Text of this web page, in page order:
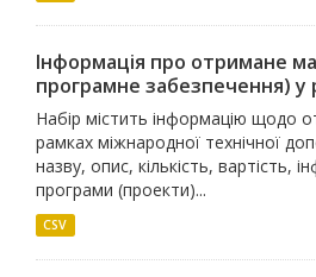
Інформація про отримане
програмне забезпечення) у
Набір містить інформацію щодо
рамках міжнародної технічної
назву, опис, кількість, вартість,
програми (проекти)...
CSV